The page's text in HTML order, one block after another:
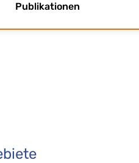
Publikationen